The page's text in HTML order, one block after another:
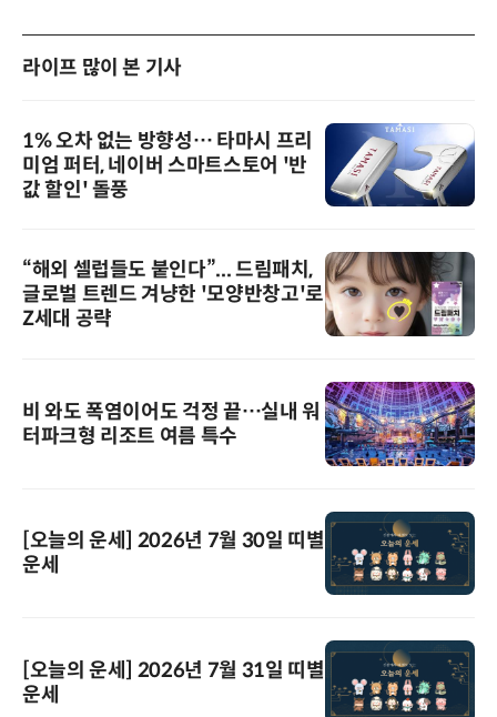
라이프 많이 본 기사
1% 오차 없는 방향성… 타마시 프리
미엄 퍼터, 네이버 스마트스토어 '반
값 할인' 돌풍
“해외 셀럽들도 붙인다”... 드림패치,
글로벌 트렌드 겨냥한 '모양반창고'로
Z세대 공략
비 와도 폭염이어도 걱정 끝…실내 워
터파크형 리조트 여름 특수
[오늘의 운세] 2026년 7월 30일 띠별
운세
[오늘의 운세] 2026년 7월 31일 띠별
운세